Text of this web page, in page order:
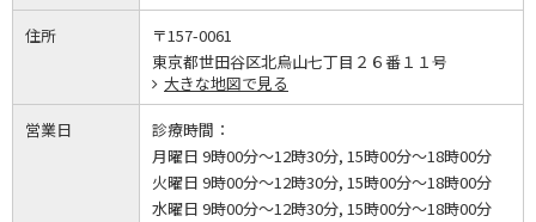
住所
〒157-0061
東京都世田谷区北烏山七丁目２６番１１号
大きな地図で見る
営業日
診療時間：
月曜日 9時00分～12時30分, 15時00分～18時00分
火曜日 9時00分～12時30分, 15時00分～18時00分
水曜日 9時00分～12時30分, 15時00分～18時00分